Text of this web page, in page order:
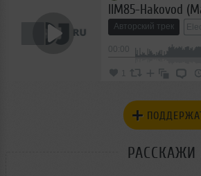
IIM85-Hakovod
Авторский трек
РАССКАЖИ